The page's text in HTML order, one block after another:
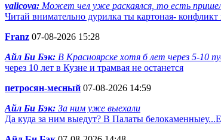
valicova: Может чел уже раскаялся, то есть
Читай внимательно дурилка ты картоная-
Franz 07-08-2026 15:28
Айл Би Бэк: В Красноярске хотя б лет через 5-10
через 10 лет в Кузне и трамвая не останется
петросян-месный 07-08-2026 14:59
Айл Би Бэк: За ним уже выехали
Да куда за ним выедут? В Палаты